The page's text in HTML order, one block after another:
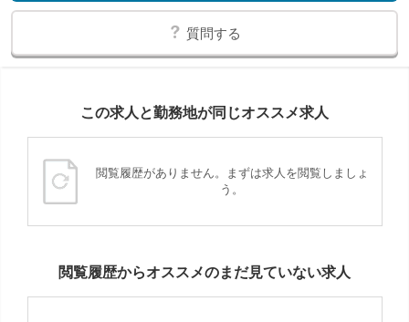
質問する
この求人と勤務地が同じオススメ求人
閲覧履歴がありません。まずは求人を閲覧しましょ
う。
閲覧履歴からオススメのまだ見ていない求人